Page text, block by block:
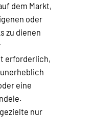
dem Markt,
oder
zu dienen
erforderlich,
eine
nur